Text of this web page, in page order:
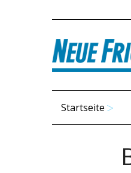
Startseite